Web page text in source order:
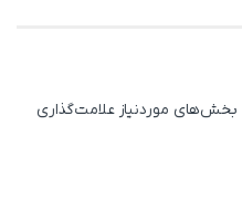
بخش‌های موردنیاز علامت‌گذاری